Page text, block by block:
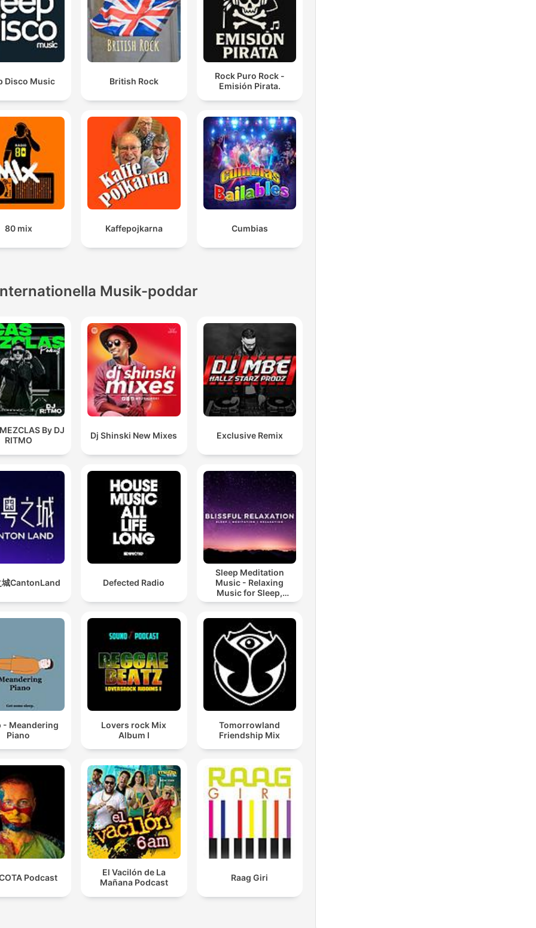
Disco Music British Rock
Rock Puro Rock -
Emisión Pirata.
80 mix Kaffepojkarna Cumbias
Musik-poddar
By DJ
RITMO
Dj Shinski New Mixes Exclusive Remix
城CantonLand Defected Radio
Sleep Meditation
Music - Relaxing
Music for Sleep,
Meditation &
- Meandering
Piano
Lovers rock Mix
Album I
Tomorrowland
Friendship Mix
Podcast
El Vacilón de La
Mañana Podcast
Raag Giri